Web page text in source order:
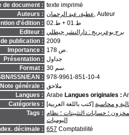
de document : texte imprimé
Auteurs : عطية، عبد الرحمان, Auteur
d'édition :
ط.01 + ط.02
Editeur : برج بوعريريج : دارالنشر جيطلي
publication : 2009
Importance :
178 ص.
Présentation : جداول
Format :
30 سم.
ISSN/EAN : 978-9961-851-10-4
Note générale : ملاحق
Langues : Arabe Langues originales :
Catégories :
[كتب باللغة العربية] و محاسبة
Tags : ؛ حسابات التثبيتات ؛ نظام
اليوميات
décimale : 657 Comptabilité